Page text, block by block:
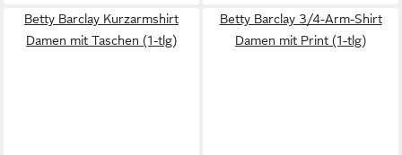
Betty Barclay Kurzarmshirt
Damen mit Taschen (1-tlg)
Betty Barclay 3/4-Arm-Shirt
Damen mit Print (1-tlg)